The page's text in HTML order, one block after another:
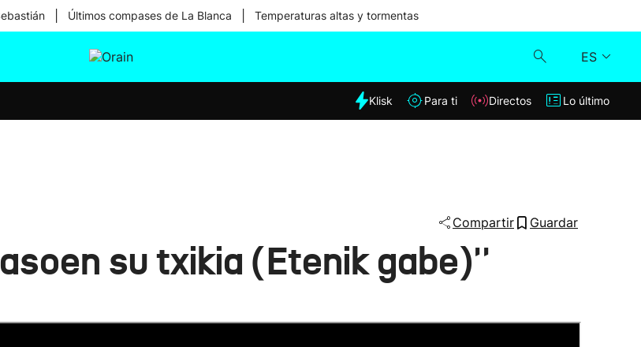
Últimos compases de La Blanca Temperaturas altas y tormentas
ES
Klisk
Klisk Para ti Directos Lo último
Compartir Guardar
su txikia (Etenik gabe)''